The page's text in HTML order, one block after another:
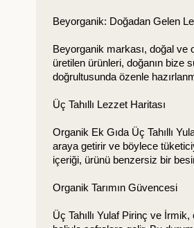
Beyorganik: Doğadan Gelen
Beyorganik markası, doğal ve
üretilen ürünleri, doğanın bize
doğrultusunda özenle
Üç Tahıllı Lezzet Haritası
Organik Ek Gıda Üç Tahıllı
araya getirir ve böylece
içeriği, ürünü benzersiz bir
Organik Tarımın Güvencesi
Üç Tahıllı Yulaf Pirinç ve